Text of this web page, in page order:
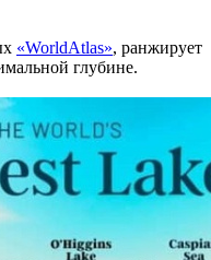
«WorldAtlas», ранжирует
глубине.